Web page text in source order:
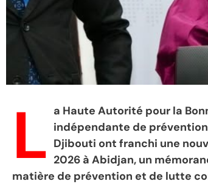
L a Haute Autorité pour la
indépendante de
Djibouti ont franchi une
2026 à Abidjan, un
matière de prévention et de lutte